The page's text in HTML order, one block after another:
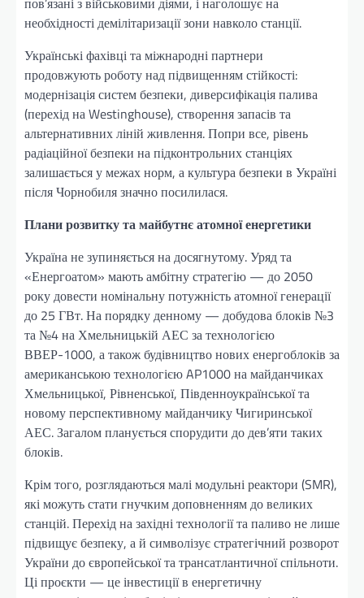
необхідності демілітаризації зони навколо станції.
Українські фахівці та міжнародні партнери
продовжують роботу над підвищенням стійкості:
модернізація систем безпеки, диверсифікація палива
(перехід на Westinghouse), створення запасів та
альтернативних ліній живлення. Попри все, рівень
радіаційної безпеки на підконтрольних станціях
залишається у межах норм, а культура безпеки в Україні
після Чорнобиля значно посилилася.
Плани розвитку та майбутнє атомної енергетики
Україна не зупиняється на досягнутому. Уряд та
«Енергоатом» мають амбітну стратегію — до 2050
року довести номінальну потужність атомної генерації
до 25 ГВт. На порядку денному — добудова блоків №3
та №4 на Хмельницькій АЕС за технологією
ВВЕР-1000, а також будівництво нових енергоблоків за
американською технологією AP1000 на майданчиках
Хмельницької, Рівненської, Південноукраїнської та
новому перспективному майданчику Чигиринської
АЕС. Загалом планується спорудити до дев’яти таких
блоків.
Крім того, розглядаються малі модульні реактори (SMR),
які можуть стати гнучким доповненням до великих
станцій. Перехід на західні технології та паливо не лише
підвищує безпеку, а й символізує стратегічний розворот
України до європейської та трансатлантичної спільноти.
Ці проєкти — це інвестиції в енергетичну